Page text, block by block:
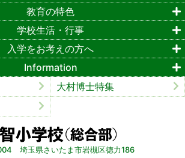
埼玉県さいたま市岩槻区徳力186
教育の特色
学校生活・行事
入学をお考えの方へ
Information
大村博士特集